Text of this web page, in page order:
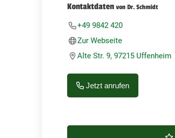
Kontaktdaten von Dr. Schmidt
+49 9842 420
Zur Webseite
Alte Str. 9, 97215 Uffenheim
Jetzt anrufen